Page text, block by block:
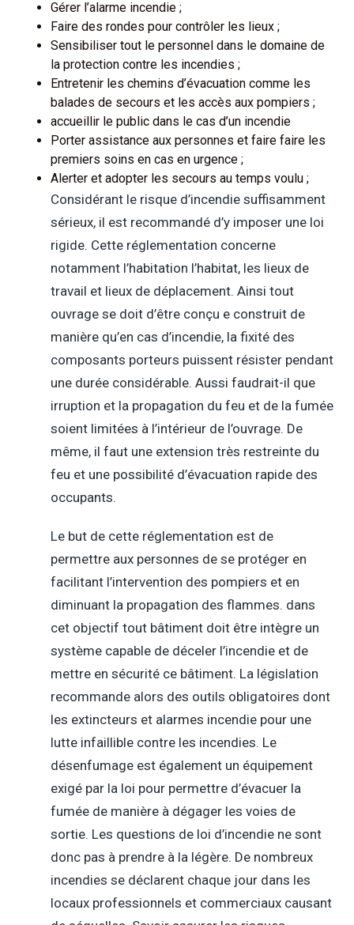
Gérer l’alarme incendie ;
Faire des rondes pour contrôler les lieux ;
Sensibiliser tout le personnel dans le domaine de
la protection contre les incendies ;
Entretenir les chemins d’évacuation comme les
balades de secours et les accès aux pompiers ;
accueillir le public dans le cas d’un incendie
Porter assistance aux personnes et faire faire les
premiers soins en cas en urgence ;
Alerter et adopter les secours au temps voulu ;
Considérant le risque d’incendie suffisamment
sérieux, il est recommandé d’y imposer une loi
rigide. Cette réglementation concerne
notamment l’habitation l’habitat, les lieux de
travail et lieux de déplacement. Ainsi tout
ouvrage se doit d’être conçu e construit de
manière qu’en cas d’incendie, la fixité des
composants porteurs puissent résister pendant
une durée considérable. Aussi faudrait-il que
irruption et la propagation du feu et de la fumée
soient limitées à l’intérieur de l’ouvrage. De
même, il faut une extension très restreinte du
feu et une possibilité d’évacuation rapide des
occupants.
Le but de cette réglementation est de
permettre aux personnes de se protéger en
facilitant l’intervention des pompiers et en
diminuant la propagation des flammes. dans
cet objectif tout bâtiment doit être intègre un
système capable de déceler l’incendie et de
mettre en sécurité ce bâtiment. La législation
recommande alors des outils obligatoires dont
les extincteurs et alarmes incendie pour une
lutte infaillible contre les incendies. Le
désenfumage est également un équipement
exigé par la loi pour permettre d’évacuer la
fumée de manière à dégager les voies de
sortie. Les questions de loi d’incendie ne sont
donc pas à prendre à la légère. De nombreux
incendies se déclarent chaque jour dans les
locaux professionnels et commerciaux causant